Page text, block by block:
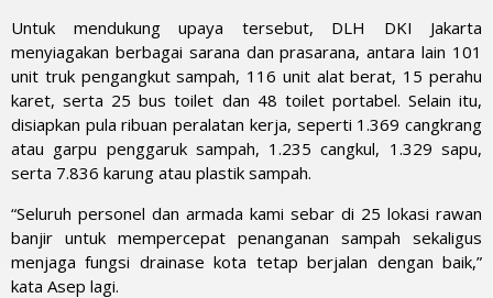
Untuk mendukung upaya tersebut, DLH DKI Jakarta
menyiagakan berbagai sarana dan prasarana, antara lain 101
unit truk pengangkut sampah, 116 unit alat berat, 15 perahu
karet, serta 25 bus toilet dan 48 toilet portabel. Selain itu,
disiapkan pula ribuan peralatan kerja, seperti 1.369 cangkrang
atau garpu penggaruk sampah, 1.235 cangkul, 1.329 sapu,
serta 7.836 karung atau plastik sampah.
“Seluruh personel dan armada kami sebar di 25 lokasi rawan
banjir untuk mempercepat penanganan sampah sekaligus
menjaga fungsi drainase kota tetap berjalan dengan baik,”
kata Asep lagi.